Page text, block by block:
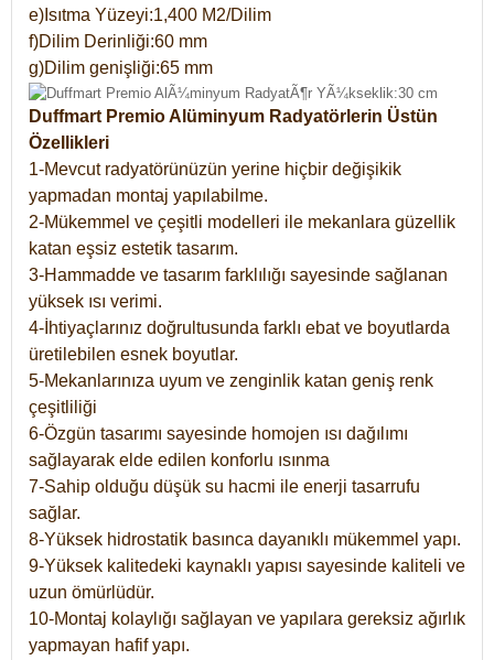
e)Isıtma Yüzeyi:1,400 M2/Dilim
f)Dilim Derinliği:60 mm
g)Dilim genişliği:65 mm
Duffmart Premio Alüminyum Radyatörlerin Üstün
Özellikleri
1-Mevcut radyatörünüzün yerine hiçbir değişikik
yapmadan montaj yapılabilme.
2-Mükemmel ve çeşitli modelleri ile mekanlara güzellik
katan eşsiz estetik tasarım.
3-Hammadde ve tasarım farklılığı sayesinde sağlanan
yüksek ısı verimi.
4-İhtiyaçlarınız doğrultusunda farklı ebat ve boyutlarda
üretilebilen esnek boyutlar.
5-Mekanlarınıza uyum ve zenginlik katan geniş renk
çeşitliliği
6-Özgün tasarımı sayesinde homojen ısı dağılımı
sağlayarak elde edilen konforlu ısınma
7-Sahip olduğu düşük su hacmi ile enerji tasarrufu
sağlar.
8-Yüksek hidrostatik basınca dayanıklı mükemmel yapı.
9-Yüksek kalitedeki kaynaklı yapısı sayesinde kaliteli ve
uzun ömürlüdür.
10-Montaj kolaylığı sağlayan ve yapılara gereksiz ağırlık
yapmayan hafif yapı.